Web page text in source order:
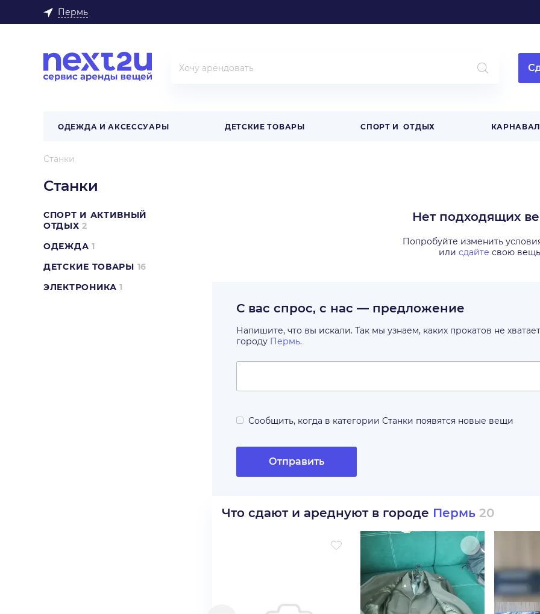
Пермь
ОДЕЖДА И АКСЕССУАРЫ ДЕТСКИЕ ТОВАРЫ СПОРТ И ОТДЫХ
Станки
Станки
СПОРТ И АКТИВНЫЙ
ОТДЫХ 2
ОДЕЖДА 1
ДЕТСКИЕ ТОВАРЫ 16
ЭЛЕКТРОНИКА 1
Нет подходящих
Попробуйте изменить
или сдайте свою вещь
С вас спрос, с нас — предложение
Напишите, что вы искали. Так мы узнаем, каких прокатов не хватает
городу Пермь.
Сообщить, когда в категории Станки появятся новые вещи
Отправить
Что сдают и ареднуют в городе Пермь 20